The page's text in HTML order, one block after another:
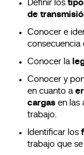
Definir los
de
Conocer e
consecuencia
Conocer la
Conocer y
en cuanto a
cargas en las
trabajo.
Identificar los
trabajo que